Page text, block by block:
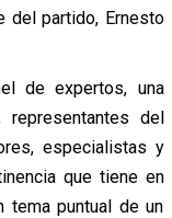
del partido, Ernesto
de expertos, una
representantes del
especialistas y
que tiene en
tema puntual de un